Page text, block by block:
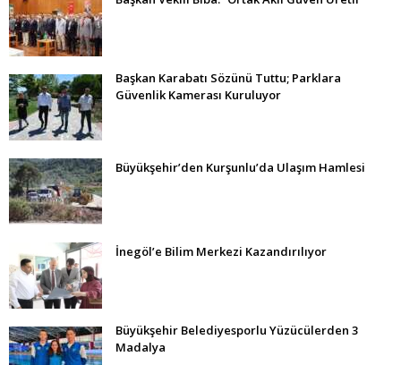
Başkan Karabatı Sözünü Tuttu; Parklara
Güvenlik Kamerası Kuruluyor
Büyükşehir’den Kurşunlu’da Ulaşım Hamlesi
İnegöl’e Bilim Merkezi Kazandırılıyor
Büyükşehir Belediyesporlu Yüzücülerden 3
Madalya